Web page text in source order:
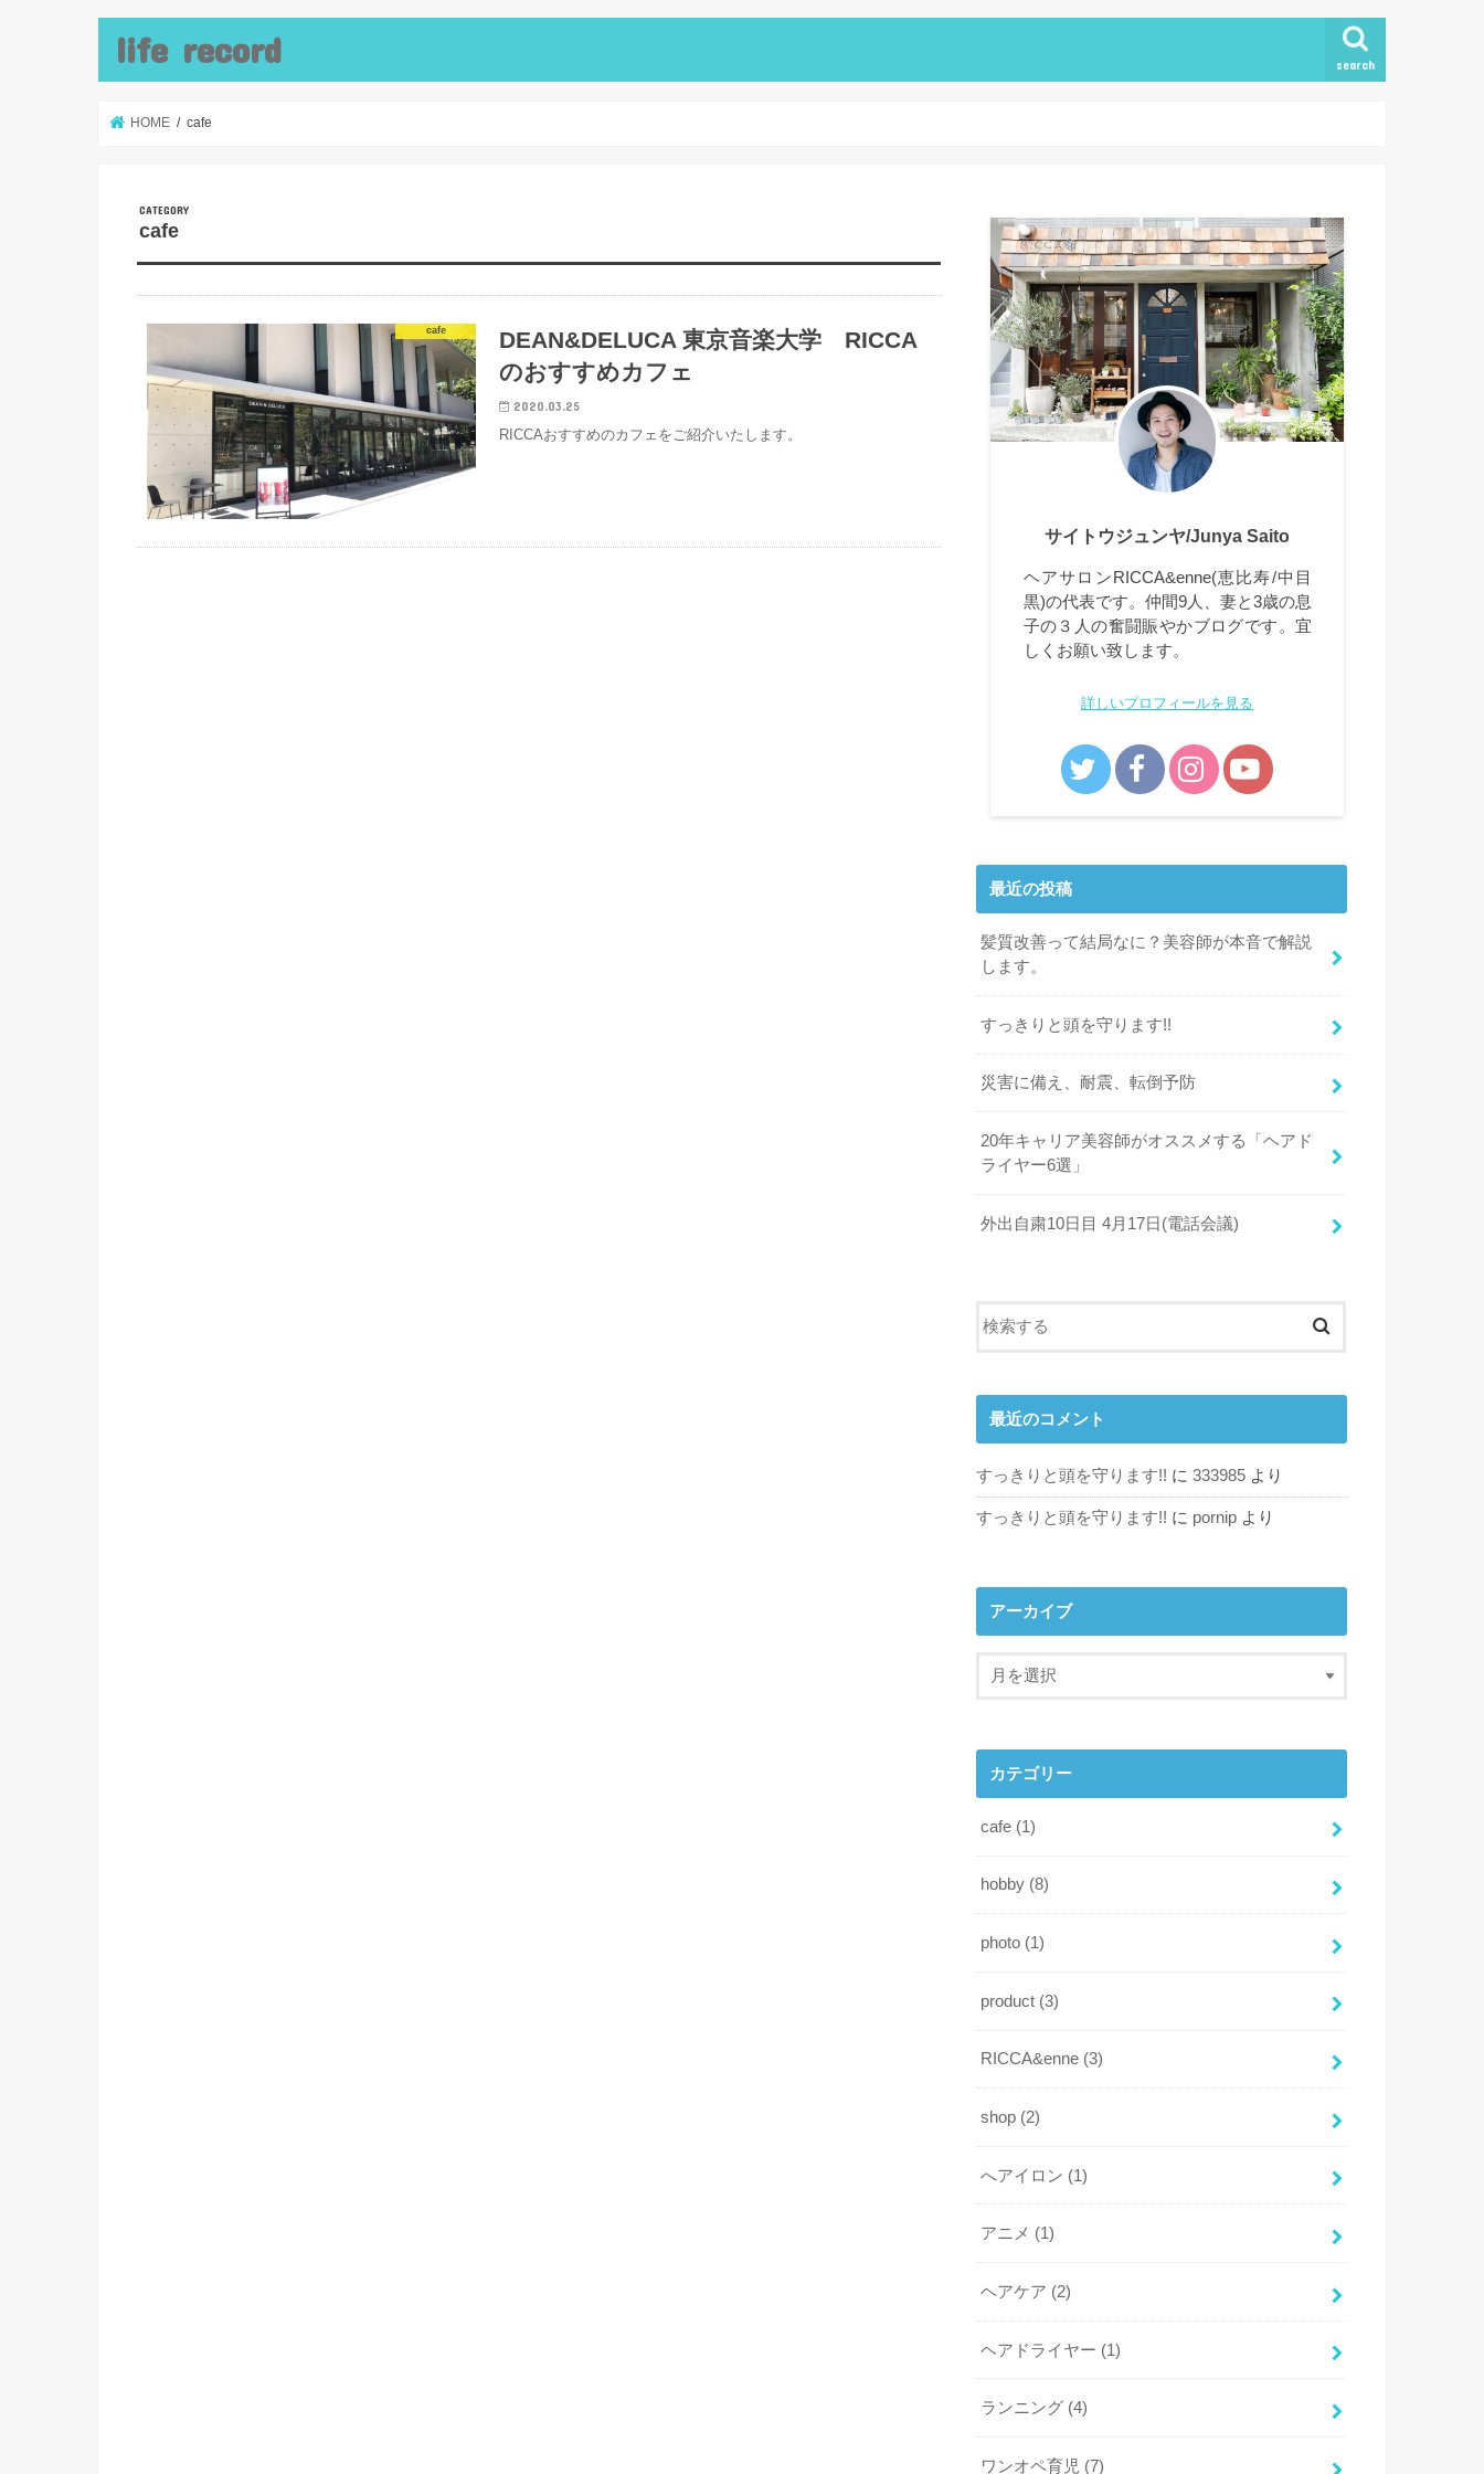
life record search
HOME cafe
cafe
cafe
DEAN&DELUCA 東京音楽大学 RICCA
のおすすめカフェ
2020.03.25
RICCAおすすめのカフェをご紹介いたします。
サイトウジュンヤ/Junya Saito
ヘアサロンRICCA&enne(恵比寿/中目
黒)の代表です。仲間9人、妻と3歳の息
子の３人の奮闘賑やかブログです。宜
しくお願い致します。
詳しいプロフィールを見る
最近の投稿
髪質改善って結局なに？美容師が本音で解説
します。
すっきりと頭を守ります!!
災害に備え、耐震、転倒予防
20年キャリア美容師がオススメする「ヘアド
ライヤー6選」
外出自粛10日目 4月17日(電話会議)
最近のコメント
すっきりと頭を守ります!! に 333985 より
すっきりと頭を守ります!! に pornip より
アーカイブ
カテゴリー
cafe (1)
hobby (8)
photo (1)
product (3)
RICCA&enne (3)
shop (2)
へアイロン (1)
アニメ (1)
ヘアケア (2)
ヘアドライヤー (1)
ランニング (4)
ワンオペ育児 (7)